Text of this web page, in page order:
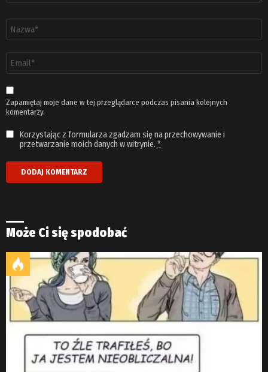
email
*
Zapamiętaj moje dane w tej przeglądarce podczas pisania kolejnych
komentarzy.
Korzystając z formularza zgadzam się na przechowywanie i
przetwarzanie moich danych w witrynie. *
Może Ci się spodobać